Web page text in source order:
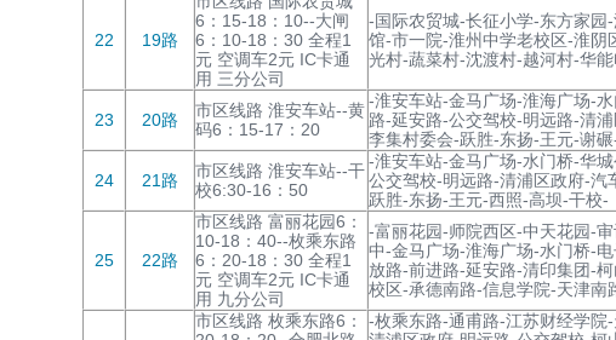
22 19路
6：15-18：10--大闸
6：10-18：30 全程1
元 空调车2元 IC卡通
用 三分公司
-国际农贸城-长征小学-东方家
馆-市一院-淮州中学老校区-淮阴
光村-蔬菜村-沈渡村-越河村-华
23 20路
市区线路 淮安车站--黄
码6：15-17：20
-淮安车站-金马广场-淮海广场-
路-延安路-公交驾校-明远路-清
李集村委会-跃胜-东扬-王元-谢
24 21路
市区线路 淮安车站--干
校6:30-16：50
-淮安车站-金马广场-水门桥-华
公交驾校-明远路-清浦区政府-汽
跃胜-东扬-王元-西照-高坝-干校-
25 22路
市区线路 富丽花园6：
10-18：40--枚乘东路
6：20-18：30 全程1
元 空调车2元 IC卡通
用 九分公司
-富丽花园-师院西区-中天花园-
中-金马广场-淮海广场-水门桥-
放路-前进路-延安路-清印集团-
校区-承德南路-信息学院-天津南
市区线路 枚乘东路6：
-枚乘东路-通甫路-江苏财经学院